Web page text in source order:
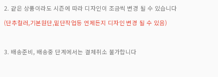
2. 같은 상품이라도 시즌에 따라 디자인이 조금씩 변경 될 수 있습니다
(단추컬러,기본원단,밑단작업등 언제든지 디자인 변경 될 수 있음)
3. 배송준비, 배송중 단계에서는 결체취소 불가합니다